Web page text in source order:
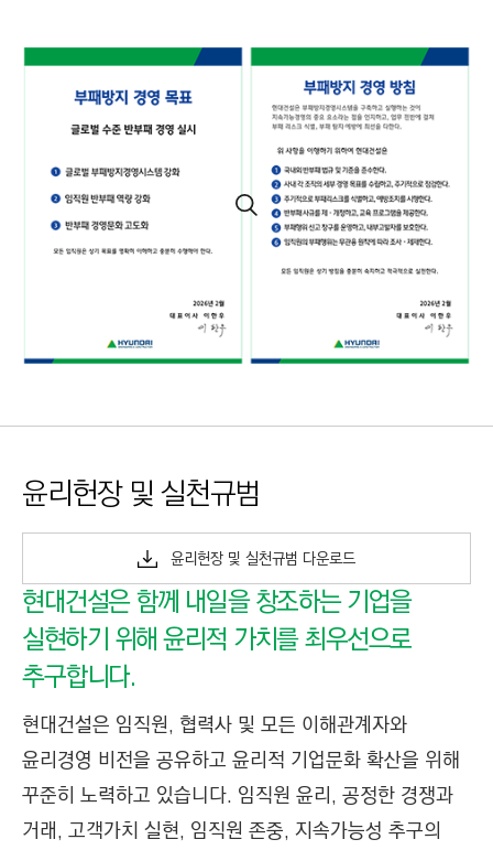
윤리헌장 및 실천규범
윤리헌장 및 실천규범 다운로드
현대건설은 함께 내일을 창조하는 기업을
실현하기 위해 윤리적 가치를 최우선으로
추구합니다.
현대건설은 임직원, 협력사 및 모든 이해관계자와
윤리경영 비전을 공유하고 윤리적 기업문화 확산을 위해
꾸준히 노력하고 있습니다. 임직원 윤리, 공정한 경쟁과
거래, 고객가치 실현, 임직원 존중, 지속가능성 추구의